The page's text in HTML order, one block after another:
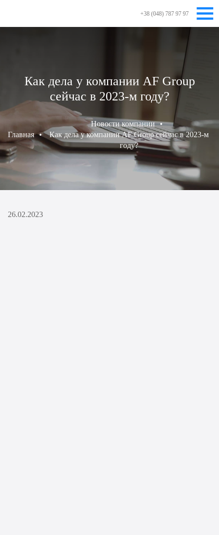
+38 (048) 787 97 97
Как дела у компании AF Group
сейчас в 2023-м году?
Главная •
Новости компании •
Как дела у компании AF Group сейчас в 2023-м
году?
26.02.2023